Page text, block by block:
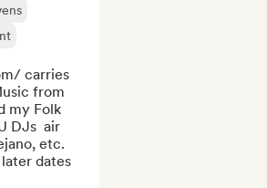
carries
from
my Folk
DJs  air
etc.
dates